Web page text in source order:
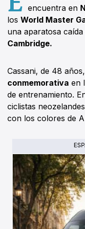
encuentra en
los World Master
una aparatosa
Cambridge.
Cassani, de 48
conmemorativa en
de entrenamiento.
ciclistas
con los colores de